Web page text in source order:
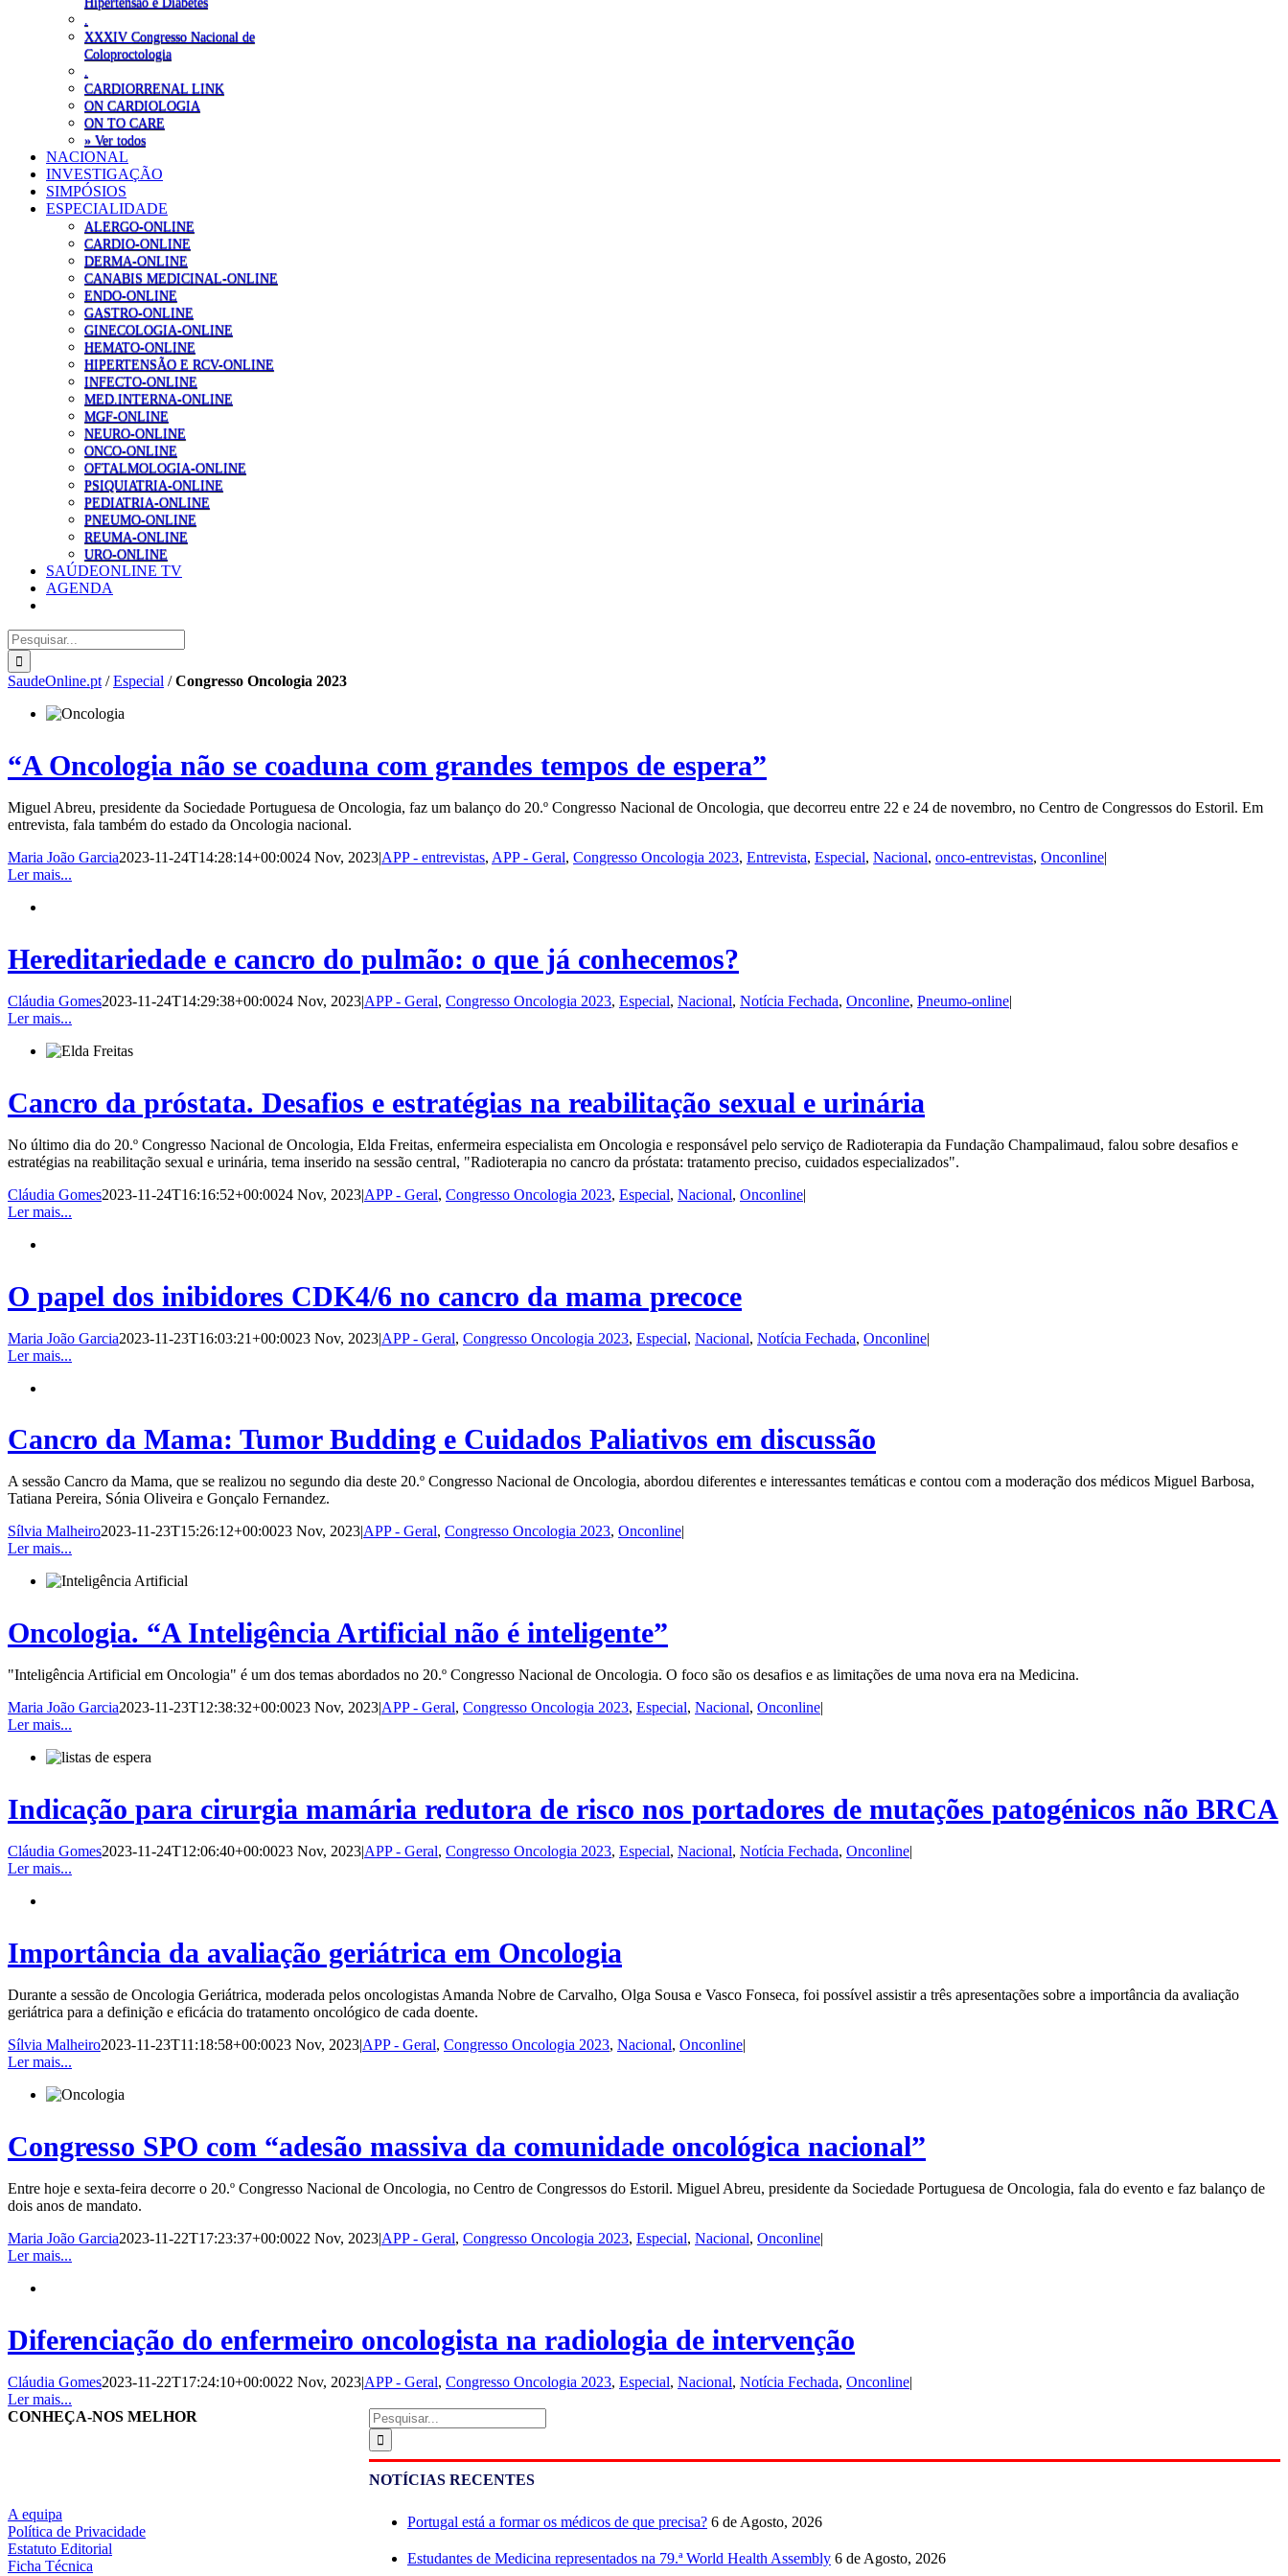
XXXIV Congresso Nacional de
Coloproctologia
CARDIORRENAL LINK
ON CARDIOLOGIA
ON TO CARE
» Ver todos
NACIONAL
INVESTIGAÇÃO
SIMPÓSIOS
ESPECIALIDADE
ALERGO-ONLINE
CARDIO-ONLINE
DERMA-ONLINE
CANABIS MEDICINAL-ONLINE
ENDO-ONLINE
GASTRO-ONLINE
GINECOLOGIA-ONLINE
HEMATO-ONLINE
HIPERTENSÃO E RCV-ONLINE
INFECTO-ONLINE
MED.INTERNA-ONLINE
MGF-ONLINE
NEURO-ONLINE
ONCO-ONLINE
OFTALMOLOGIA-ONLINE
PSIQUIATRIA-ONLINE
PEDIATRIA-ONLINE
PNEUMO-ONLINE
REUMA-ONLINE
URO-ONLINE
SAÚDEONLINE TV
AGENDA
Pesquisar
SaudeOnline.pt /Especial /Congresso Oncologia 2023
“A Oncologia não se coaduna com grandes tempos de espera”
Miguel Abreu, presidente da Sociedade Portuguesa de Oncologia, faz um balanço do 20.º Congresso Nacional de Oncologia, que decorreu entre 22 e 24 de novembro, no Centro de Congressos do Estoril. Em
entrevista, fala também do estado da Oncologia nacional.
Maria João Garcia2023-11-24T14:28:14+00:0024 Nov, 2023|APP - entrevistas, APP - Geral, Congresso Oncologia 2023, Entrevista, Especial, Nacional, onco-entrevistas, Onconline|
Ler mais...
Hereditariedade e cancro do pulmão: o que já conhecemos?
Cláudia Gomes2023-11-24T14:29:38+00:0024 Nov, 2023|APP - Geral, Congresso Oncologia 2023, Especial, Nacional, Notícia Fechada, Onconline, Pneumo-online|
Ler mais...
Cancro da próstata. Desafios e estratégias na reabilitação sexual e urinária
No último dia do 20.º Congresso Nacional de Oncologia, Elda Freitas, enfermeira especialista em Oncologia e responsável pelo serviço de Radioterapia da Fundação Champalimaud, falou sobre desafios e
estratégias na reabilitação sexual e urinária, tema inserido na sessão central, "Radioterapia no cancro da próstata: tratamento preciso, cuidados especializados".
Cláudia Gomes2023-11-24T16:16:52+00:0024 Nov, 2023|APP - Geral, Congresso Oncologia 2023, Especial, Nacional, Onconline|
Ler mais...
O papel dos inibidores CDK4/6 no cancro da mama precoce
Maria João Garcia2023-11-23T16:03:21+00:0023 Nov, 2023|APP - Geral, Congresso Oncologia 2023, Especial, Nacional, Notícia Fechada, Onconline|
Ler mais...
Cancro da Mama: Tumor Budding e Cuidados Paliativos em discussão
A sessão Cancro da Mama, que se realizou no segundo dia deste 20.º Congresso Nacional de Oncologia, abordou diferentes e interessantes temáticas e contou com a moderação dos médicos Miguel Barbosa,
Tatiana Pereira, Sónia Oliveira e Gonçalo Fernandez.
Sílvia Malheiro2023-11-23T15:26:12+00:0023 Nov, 2023APP - Geral, Congresso Oncologia 2023, Onconline
Ler mais...
Oncologia. “A Inteligência Artificial não é inteligente”
"Inteligência Artificial em Oncologia" é um dos temas abordados no 20.º Congresso Nacional de Oncologia. O foco são os desafios e as limitações de uma nova era na Medicina.
Maria João Garcia2023-11-23T12:38:32+00:0023 Nov, 2023|APP - Geral, Congresso Oncologia 2023, Especial, Nacional, Onconline|
Ler mais...
Indicação para cirurgia mamária redutora de risco nos portadores de mutações patogénicos não BRCA
Cláudia Gomes2023-11-24T12:06:40+00:0023 Nov, 2023|APP - Geral, Congresso Oncologia 2023, Especial, Nacional, Notícia Fechada, Onconline|
Ler mais...
Importância da avaliação geriátrica em Oncologia
Durante a sessão de Oncologia Geriátrica, moderada pelos oncologistas Amanda Nobre de Carvalho, Olga Sousa e Vasco Fonseca, foi possível assistir a três apresentações sobre a importância da avaliação
geriátrica para a definição e eficácia do tratamento oncológico de cada doente.
Sílvia Malheiro2023-11-23T11:18:58+00:0023 Nov, 2023|APP - Geral, Congresso Oncologia 2023, Nacional, Onconline|
Ler mais...
Congresso SPO com “adesão massiva da comunidade oncológica nacional”
Entre hoje e sexta-feira decorre o 20.º Congresso Nacional de Oncologia, no Centro de Congressos do Estoril. Miguel Abreu, presidente da Sociedade Portuguesa de Oncologia, fala do evento e faz balanço de
dois anos de mandato.
Maria João Garcia2023-11-22T17:23:37+00:0022 Nov, 2023|APP - Geral, Congresso Oncologia 2023, Especial, Nacional, Onconline|
Ler mais...
Diferenciação do enfermeiro oncologista na radiologia de intervenção
Cláudia Gomes2023-11-22T17:24:10+00:0022 Nov, 2023|APP - Geral, Congresso Oncologia 2023, Especial, Nacional, Notícia Fechada, Onconline|
Ler mais...
Pesquisar
NOTÍCIAS RECENTES
Portugal está a formar os médicos de que precisa? 6 de Agosto, 2026
Estudantes de Medicina representados na 79.ª World Health Assembly 6 de Agosto, 2026
CONHEÇA-NOS MELHOR
A equipa
Política de Privacidade
Estatuto Editorial
Ficha Técnica